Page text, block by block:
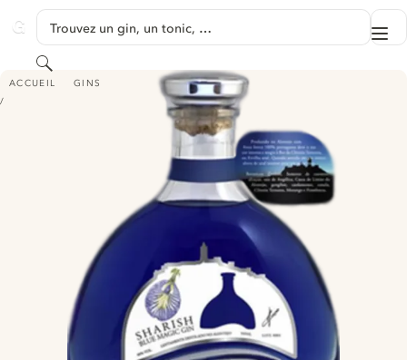
GINVENTORY
Trouvez un gin, un tonic, …
Rechercher
ACCUEIL GINS
SHARISH BLUE MAGIC